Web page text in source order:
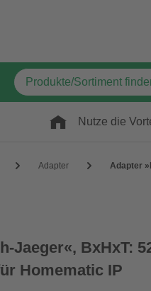
Nutze die
Adapter Adapter
Jaeger«, BxHxT:
Homematic IP